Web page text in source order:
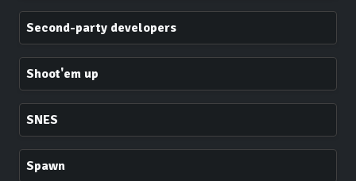
Second-party developers
Shoot'em up
SNES
Spawn